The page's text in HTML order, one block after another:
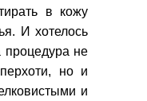
в кожу
И хотелось
процедура не
но и
и